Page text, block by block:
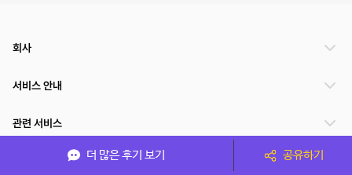
더 많은 후기 보기 공유하기
회사
서비스 안내
관련 서비스